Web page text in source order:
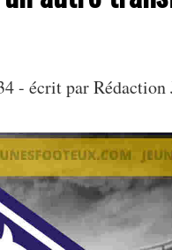
- écrit par Rédaction